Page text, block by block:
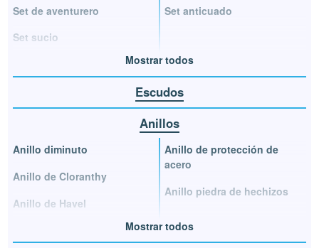
Set de aventurero
Set sucio
Set anticuado
Mostrar todos
Escudos
Anillos
Anillo diminuto
Anillo de Cloranthy
Anillo de Havel
Anillo de protección de
acero
Anillo piedra de hechizos
Mostrar todos